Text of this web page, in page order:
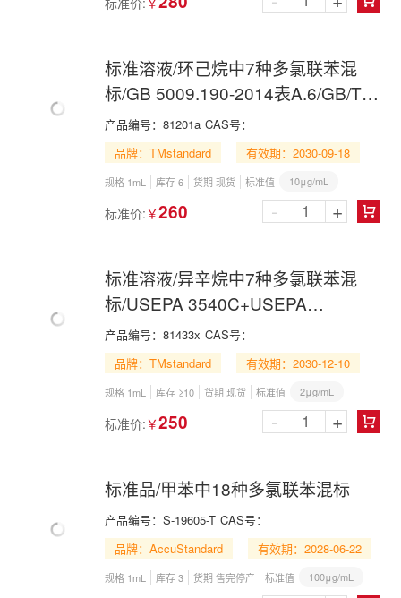
标准溶液/环己烷中7种多氯联苯混
标/GB 5009.190-2014表A.6/GB/T
34270-2017/USEPA
3540C+USEPA 8270E/USEPA
3540C+USEPA 8082A/7 PCBs Mix
in Cyclohexane
产品编号： 81201a CAS号：
品牌：TMstandard
有效期：2030-09-18
规格 1mL 库存 6 货期 现货 标准值 10μg/mL
标准价: ￥260 
- +
标准溶液/异辛烷中7种多氯联苯混
标/USEPA 3540C+USEPA
8270E/USEPA 3540C+USEPA
8082A/7 PCBs Mix in Isooctane
产品编号： 81433x CAS号：
品牌：TMstandard
有效期：2030-12-10
规格 1mL 库存 ≥10 货期 现货 标准值 2μg/mL
标准价: ￥250 
- +
标准品/甲苯中18种多氯联苯混标
产品编号： S-19605-T CAS号：
品牌：AccuStandard
有效期：2028-06-22
规格 1mL 库存 3 货期 售完停产 标准值 100μg/mL